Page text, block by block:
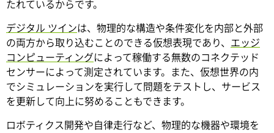
たれているからです。
デジタル ツインは、物理的な構造や条件変化を内部と外部
の両方から取り込むことのできる仮想表現であり、 エッジ
コンピューティングによって稼働する無数のコネクテッド
センサーによって測定されています。また、仮想世界の内
でシミュレーションを実行して問題をテストし、サービス
を更新して向上に努めることもできます。
ロボティクス開発や自律走行など、物理的な機器や環境を